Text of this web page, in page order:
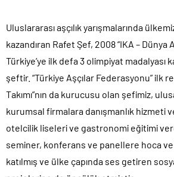
Uluslararası aşçılık yarışmalarında
kazandıran Rafet Şef, 2008 “IKA – Dünya
Türkiye’ye ilk defa 3 olimpiyat madalyası
şeftir. “Türkiye Aşçılar Federasyonu” ilk
Takımı”nın da kurucusu olan şefimiz,
kurumsal firmalara danışmanlık hizmeti
otelcilik liseleri ve gastronomi eğitimi
seminer, konferans ve panellere hoca ve
katılmış ve ülke çapında ses getiren